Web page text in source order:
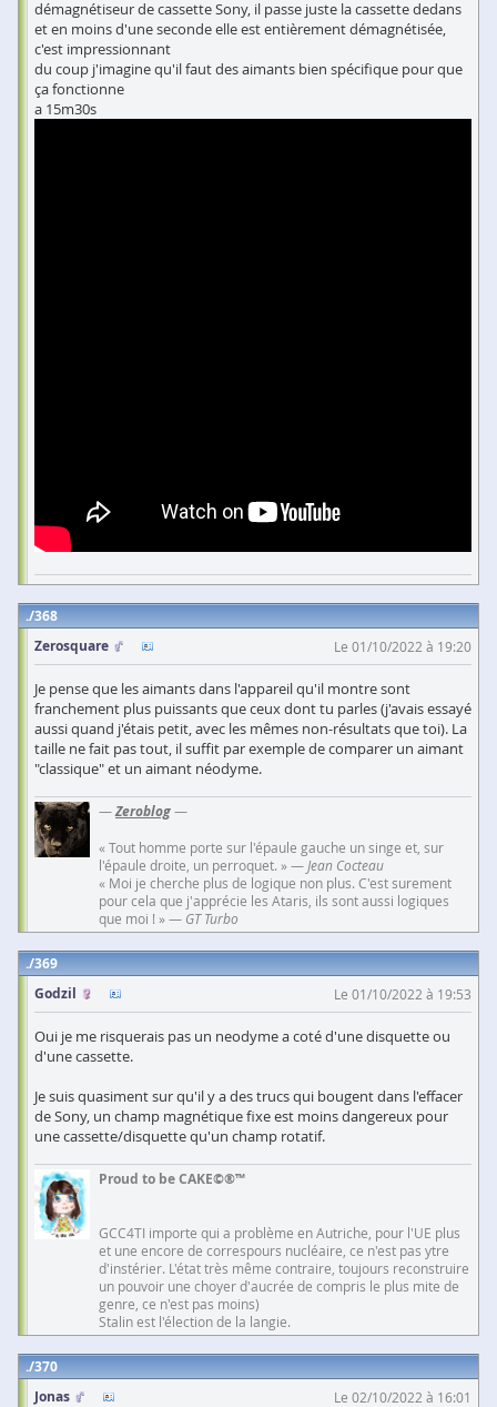
démagnétiseur de cassette Sony, il passe juste la cassette dedans
et en moins d'une seconde elle est entièrement démagnétisée,
c'est impressionnant
du coup j'imagine qu'il faut des aimants bien spécifique pour que
ça fonctionne
a 15m30s
368
Zerosquare
Le 01/10/2022 à 19:20
Je pense que les aimants dans l'appareil qu'il montre sont
franchement plus puissants que ceux dont tu parles (j'avais essayé
aussi quand j'étais petit, avec les mêmes non-résultats que toi). La
taille ne fait pas tout, il suffit par exemple de comparer un aimant
"classique" et un aimant néodyme.
—Zeroblog—
« Tout homme porte sur l'épaule gauche un singe et, sur
l'épaule droite, un perroquet. » — Jean Cocteau
« Moi je cherche plus de logique non plus. C'est surement
pour cela que j'apprécie les Ataris, ils sont aussi logiques
que moi ! » — GT Turbo
369
Godzil
Le 01/10/2022 à 19:53
Oui je me risquerais pas un neodyme a coté d'une disquette ou
d'une cassette.
Je suis quasiment sur qu'il y a des trucs qui bougent dans l'effacer
de Sony, un champ magnétique fixe est moins dangereux pour
une cassette/disquette qu'un champ rotatif.
Proud to be CAKE©®™
GCC4TI importe qui a problème en Autriche, pour l'UE plus
et une encore de correspours nucléaire, ce n'est pas ytre
d'instérier. L'état très même contraire, toujours reconstruire
un pouvoir une choyer d'aucrée de compris le plus mite de
genre, ce n'est pas moins)
Stalin est l'élection de la langie.
370
Jonas
Le 02/10/2022 à 16:01